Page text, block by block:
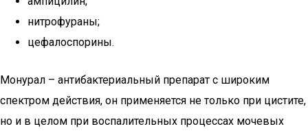
нитрофураны;
цефалоспорины.
Монурал – антибактериальный препарат с широким
спектром действия, он применяется не только при цистите,
но и в целом при воспалительных процессах мочевых